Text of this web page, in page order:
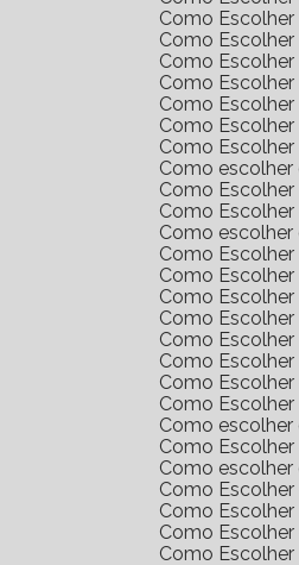
Como
Como
Como
Como
Como
Como
Como
Como
Como
Como
Como
Como
Como
Como
Como
Como
Como
Como
Como
Como
Como
Como
Como
Como
Como
Como